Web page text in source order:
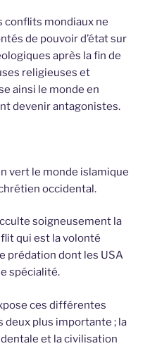
conflits mondiaux ne
de pouvoir d’état sur
après la fin de
religieuses et
ainsi le monde en
devenir antagonistes.
vert le monde islamique
occidental.
soigneusement la
qui est la volonté
prédation dont les USA
spécialité.
ces différentes
deux plus importante ; la
et la civilisation